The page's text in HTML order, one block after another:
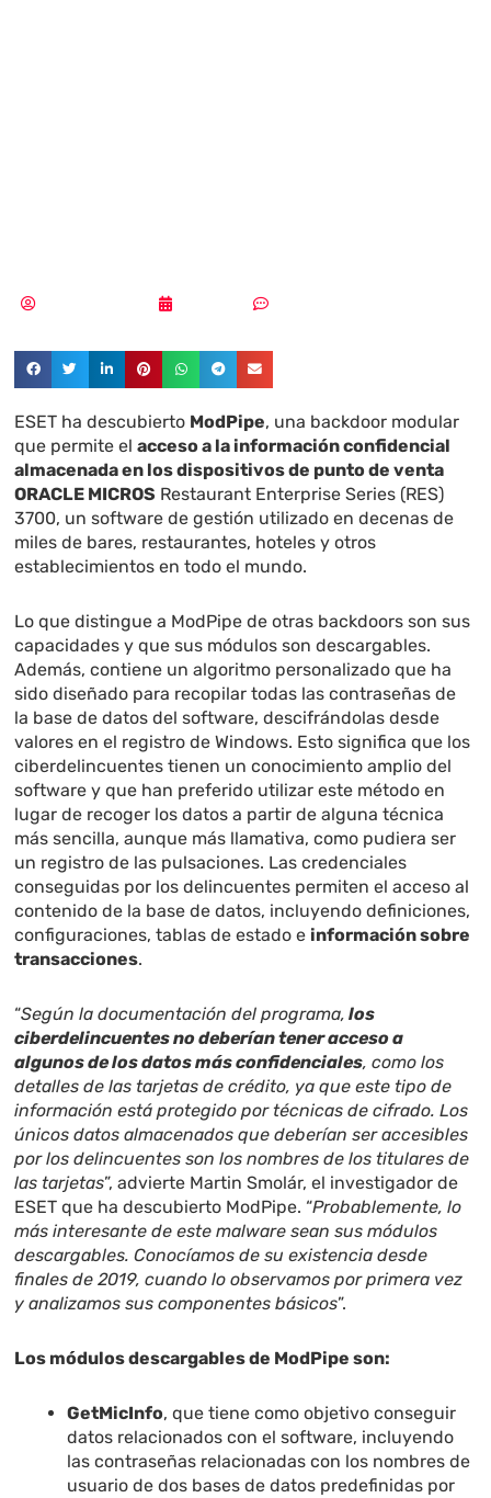
ESET ha descubierto ModPipe, una backdoor modular
que permite elacceso a la información confidencial
almacenada en los dispositivos de punto de venta
ORACLE MICROS Restaurant Enterprise Series (RES)
3700, un software de gestión utilizado en decenas de
miles de bares, restaurantes, hoteles y otros
establecimientos en todo el mundo.
Lo que distingue a ModPipe de otras backdoors son sus
capacidades y que sus módulos son descargables.
Además, contiene un algoritmo personalizado que ha
sido diseñado para recopilar todas las contraseñas de
la base de datos del software, descifrándolas desde
valores en el registro de Windows. Esto significa que los
ciberdelincuentes tienen un conocimiento amplio del
software y que han preferido utilizar este método en
lugar de recoger los datos a partir de alguna técnica
más sencilla, aunque más llamativa, como pudiera ser
un registro de las pulsaciones. Las credenciales
conseguidas por los delincuentes permiten el acceso al
contenido de la base de datos, incluyendo definiciones,
configuraciones, tablas de estado e información sobre
transacciones.
“Según la documentación del programa, los
ciberdelincuentes no deberían tener acceso a
algunos de los datos más confidenciales, como los
detalles de las tarjetas de crédito, ya que este tipo de
información está protegido por técnicas de cifrado. Los
únicos datos almacenados que deberían ser accesibles
por los delincuentes son los nombres de los titulares de
las tarjetas”, advierte Martin Smolár, el investigador de
ESET que ha descubierto ModPipe. “Probablemente,lo
más interesante de este malware sean sus módulos
descargables. Conocíamos de su existencia desde
finales de 2019, cuando lo observamos por primera vez
y analizamos sus componentes básicos”.
Los módulos descargables de ModPipe son:
GetMicInfo, que tiene como objetivo conseguir
datos relacionados con el software, incluyendo
las contraseñas relacionadas con los nombres de
usuario de dos bases de datos predefinidas por